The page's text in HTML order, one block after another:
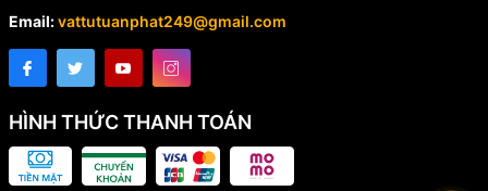
Email:vattutuanphat249@gmail.com
HÌNH THỨC THANH TOÁN